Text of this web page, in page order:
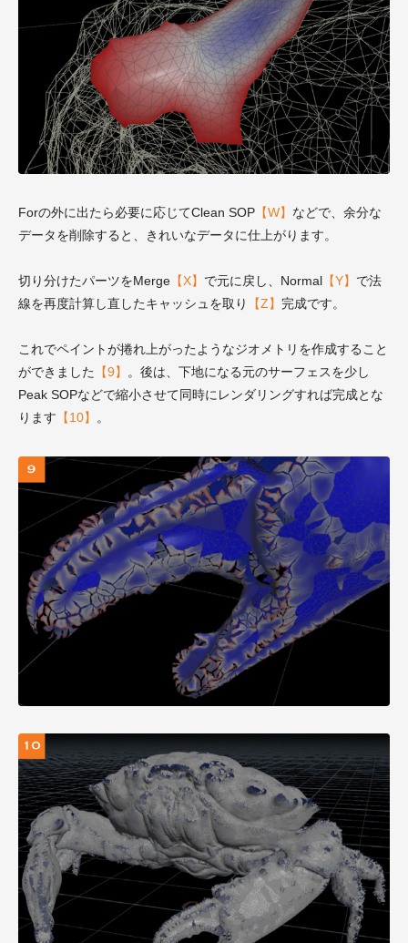
Forの外に出たら必要に応じてClean SOP 【W】 などで、余分な
データを削除すると、きれいなデータに仕上がります。
切り分けたパーツをMerge 【X】 で元に戻し、Normal 【Y】 で法
線を再度計算し直したキャッシュを取り
【Z】 完成です。
これでペイントが捲れ上がったようなジオメトリを作成すること
ができました
【9】
。後は、下地になる元のサーフェスを少し
Peak SOPなどで縮小させて同時にレンダリングすれば完成とな
ります 【10】 。